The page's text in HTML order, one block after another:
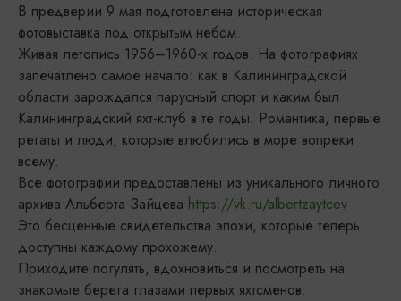
В предверии 9 мая подготовлена историческая
фотовыставка под открытым небом.
Живая летопись 1956–1960-х годов. На фотографиях
запечатлено самое начало: как в Калининградской
области зарождался парусный спорт и каким был
Калининградский яхт-клуб в те годы. Романтика, первые
регаты и люди, которые влюбились в море вопреки
всему.
Все фотографии предоставлены из уникального личного
архива Альберта Зайцева https://vk.ru/albertzaytcev
Это бесценные свидетельства эпохи, которые теперь
доступны каждому прохожему.
Приходите погулять, вдохновиться и посмотреть на
знакомые берега глазами первых яхтсменов.